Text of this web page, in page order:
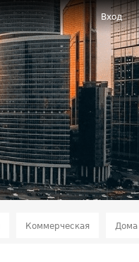
Вход
Коммерческая Дома